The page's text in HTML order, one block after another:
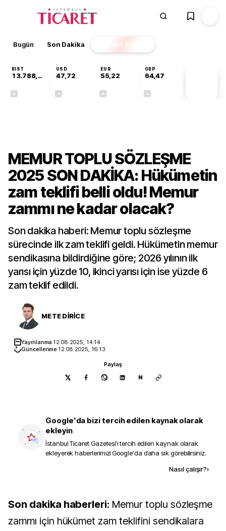
Bugün Son Dakika Finans EKSTRA
BIST
13.788,40
USD
47,72
EUR
55,22
GBP
64,47
MEMUR TOPLU SÖZLEŞME
2025 SON DAKİKA: Hükümetin
zam teklifi belli oldu! Memur
zammı ne kadar olacak?
Son dakika haberi: Memur toplu sözleşme
sürecinde ilk zam teklifi geldi. Hükümetin memur
sendikasına bildirdiğine göre; 2026 yılının ilk
yarısı için yüzde 10, ikinci yarısı için ise yüzde 6
zam teklif edildi.
METE DİRİCE
Yayınlanma 12.08.2025, 14:14
Güncellenme 12.08.2025, 16:13
Paylaş
N
Google'da bizi tercih edilen kaynak olarak
ekleyin
İstanbul Ticaret Gazetesi'i tercih edilen kaynak olarak
ekleyerek haberlerimizi Google'da daha sık görebilirsiniz.
Nasıl çalışır?›
Son dakika haberleri: Memur toplu sözleşme
zammı için hükümet zam teklifini sendikalara